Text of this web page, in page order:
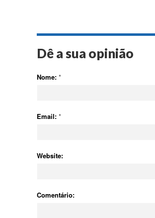
Dê a sua opinião
Nome: *
Email: *
Website:
Comentário: